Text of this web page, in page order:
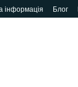
інформація Блог